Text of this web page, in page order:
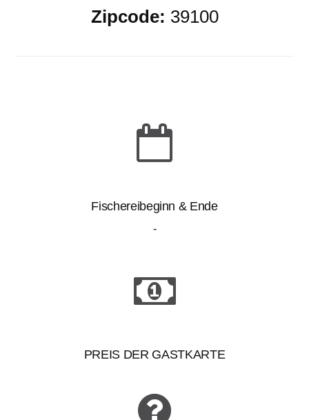
Zipcode: 39100
Fischereibeginn & Ende
-
PREIS DER GASTKARTE